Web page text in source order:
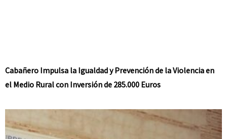
Cabañero Impulsa la Igualdad y Prevención de la Violencia en
el Medio Rural con Inversión de 285.000 Euros